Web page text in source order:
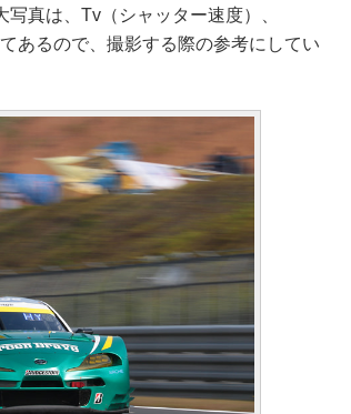
真は、Tv（シャッター速度）、
あるので、撮影する際の参考にしてい